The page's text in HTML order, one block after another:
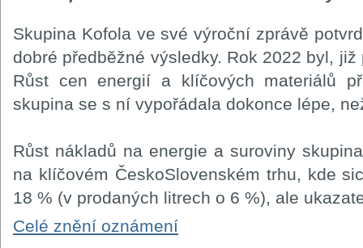
Skupina Kofola ve své výroční zprávě
dobré předběžné výsledky. Rok 2022 byl,
Růst cen energií a klíčových materiálů
skupina se s ní vypořádala dokonce lépe,
Růst nákladů na energie a suroviny
na klíčovém ČeskoSlovenském trhu, kde
18 % (v prodaných litrech o 6 %), ale
Celé znění oznámení